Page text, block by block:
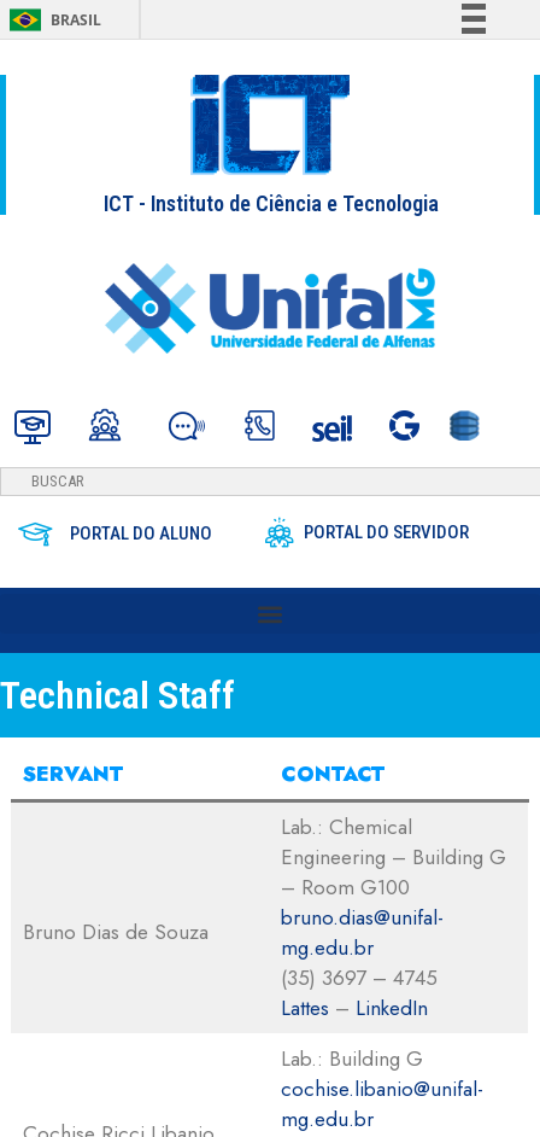
BRASIL
Comunica BR
Acesso à informação
Legislação
ICT - Instituto de Ciência e Tecnologia
PORTAL DO ALUNO PORTAL DO SERVIDOR
Technical Staff
SERVANT CONTACT
Bruno Dias de Souza
Lab.: Chemical
Engineering – Building G
– Room G100
bruno.dias@unifal-
mg.edu.br
(35) 3697 – 4745
Lattes – LinkedIn
Lab.: Building G
cochise.libanio@unifal-
mg.edu.br